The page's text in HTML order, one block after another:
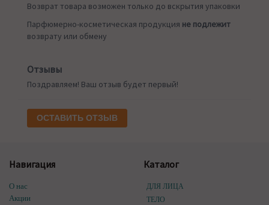
Возврат товара возможен только до вскрытия упаковки
Парфюмерно-косметическая продукция не подлежит
возврату или обмену
Отзывы
Поздравляем! Ваш отзыв будет первый!
ОСТАВИТЬ ОТЗЫВ
Навигация
О нас
Акции
Каталог
ДЛЯ ЛИЦА
ТЕЛО